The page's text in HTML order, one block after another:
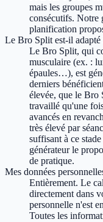
mais les groupes
consécutifs. Notre
planification
Le Bro Split est-il adapté
Le Bro Split, qui
musculaire (ex. :
épaules…), est
derniers
élevée, que le Bro
travaillé qu'une
avancés en
très élevé par
suffisant à ce
générateur le
de pratique.
Mes données
Entièrement. Le
directement dans
personnelle n'est
Toutes les